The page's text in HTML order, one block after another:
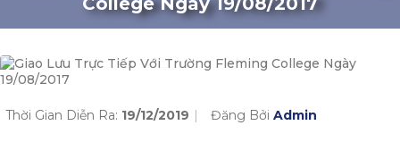
Thời Gian Diễn Ra: 19/12/2019 Đăng Bởi Admin